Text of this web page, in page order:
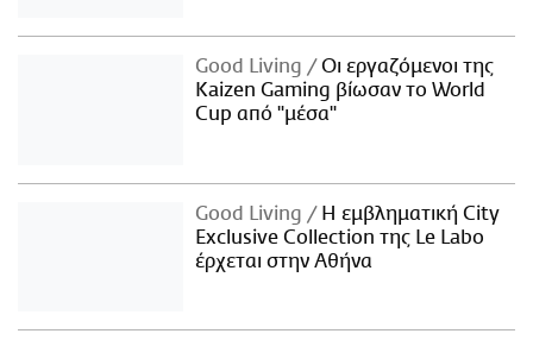
Good Living
Οι εργαζόμενοι της
Kaizen Gaming βίωσαν το World
Cup από "μέσα"
Good Living
Η εμβληματική City
Exclusive Collection της Le Labo
έρχεται στην Αθήνα